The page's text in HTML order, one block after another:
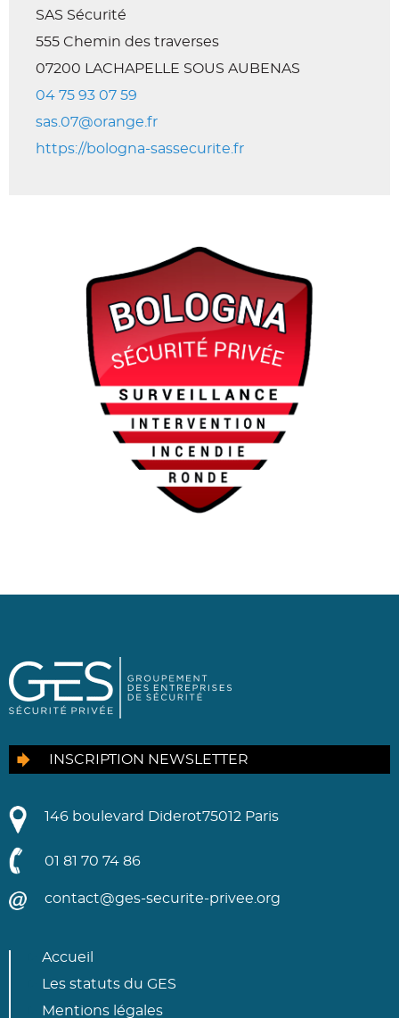
SAS Sécurité
555 Chemin des traverses
07200 LACHAPELLE SOUS AUBENAS
04 75 93 07 59
sas.07@orange.fr
https://bologna-sassecurite.fr
INSCRIPTION NEWSLETTER
146 boulevard Diderot75012 Paris
01 81 70 74 86
contact@ges-securite-privee.org
Accueil
Les statuts du GES
Mentions légales